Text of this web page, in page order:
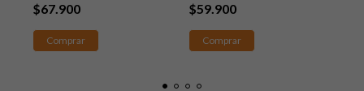
$67.900 $59.900